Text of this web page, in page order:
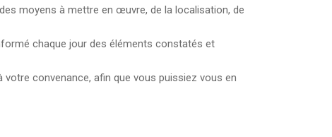
moyens à mettre en œuvre, de la localisation, de
chaque jour des éléments constatés et
convenance, afin que vous puissiez vous en